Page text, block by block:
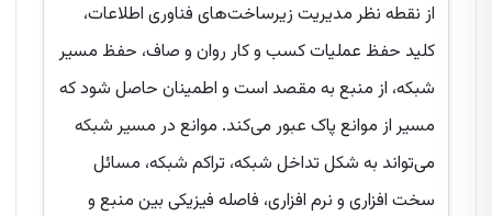
از نقطه نظر مدیریت زیرساخت‌های فناوری اطلاعات،
کلید حفظ عملیات کسب و کار روان و صاف، حفظ مسیر
شبکه، از منبع به مقصد است و اطمینان حاصل شود که
مسیر از موانع پاک عبور می‌کند. موانع در مسیر شبکه
می‌تواند به شکل تداخل شبکه، تراکم شبکه، مسائل
سخت افزاری و نرم افزاری، فاصله فیزیکی بین منبع و